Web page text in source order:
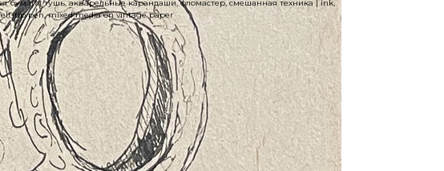
бумага, тушь, акварельные карандаши, фломастер, смешанная техника | ink,
tip pen, mixed media on vintage paper